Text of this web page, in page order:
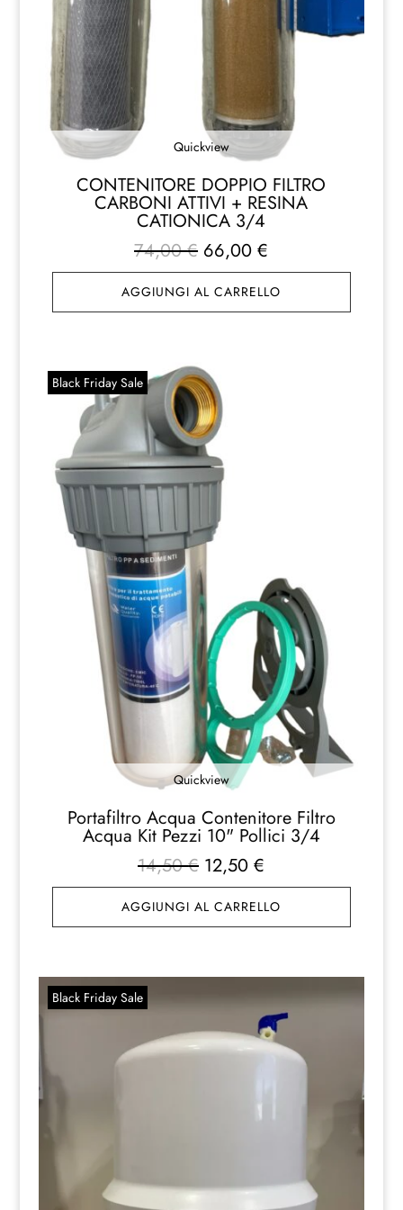
Quickview
CONTENITORE DOPPIO FILTRO
CARBONI ATTIVI + RESINA
CATIONICA 3/4
74,00€ Il
prezzo
originale
era:
66,00€
prezzo
attuale
è:
AGGIUNGI AL CARRELLO
Black Friday Sale
Quickview
Portafiltro Acqua Contenitore Filtro
Acqua Kit Pezzi 10" Pollici 3/4
14,50€ Il
prezzo
originale
era:
12,50€
prezzo
attuale
è:
AGGIUNGI AL CARRELLO
Black Friday Sale